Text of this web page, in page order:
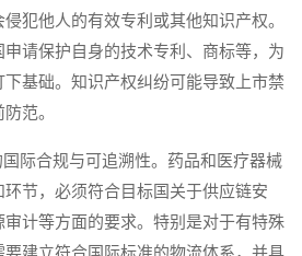
犯他人的有效专利或其他知识产权。
请保护自身的技术专利、商标等，为
基础。知识产权纠纷可能导致上市禁
范。
合规与可追溯性。药品和医疗器械
节，必须符合目标国关于供应链安
计等方面的要求。特别是对于有特殊
建立符合国际标准的物流体系，并具